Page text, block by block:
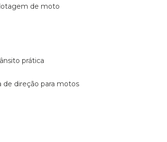
de moto
prática
de direção para motos